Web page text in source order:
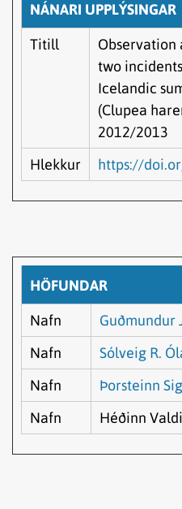
NÁNARI UPPLÝSINGAR
Titill
two
Icelandic
(Clupea
2012/2013
Hlekkur
https://
HÖFUNDAR
Nafn
Guðmundur
Nafn
Sólveig R.
Nafn
Þorsteinn
Nafn
Héðinn